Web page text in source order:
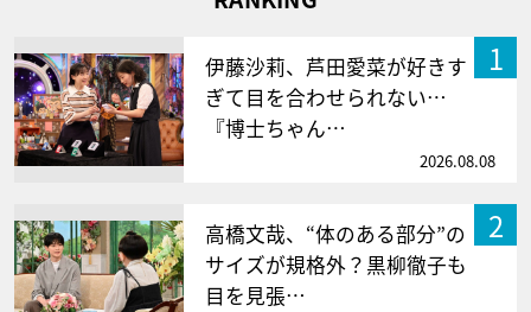
1
伊藤沙莉、芦田愛菜が好きす
ぎて目を合わせられない…
『博士ちゃん…
2026.08.08
2
高橋文哉、“体のある部分”の
サイズが規格外？黒柳徹子も
目を見張…